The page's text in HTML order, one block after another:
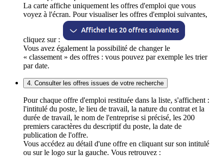
La carte affiche uniquement les offres d'emploi que vous
voyez à l'écran. Pour visualiser les offres d'emploi suivantes,
cliquez sur :
Vous avez également la possibilité de changer le
« classement » des offres : vous pouvez par exemple les trier
par date.
4. Consulter les offres issues de votre recherche
Pour chaque offre d'emploi restituée dans la liste, s'affichent :
l'intitulé du poste, le lieu de travail, la nature du contrat et la
durée de travail, le nom de l'entreprise si précisé, les 200
premiers caractères du descriptif du poste, la date de
publication de l'offre.
Vous accédez au détail d'une offre en cliquant sur son intitulé
ou sur le logo sur la gauche. Vous retrouvez :